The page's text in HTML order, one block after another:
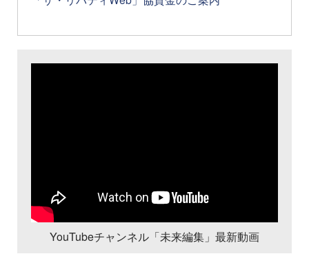
YouTubeチャンネル「未来編集」最新動画